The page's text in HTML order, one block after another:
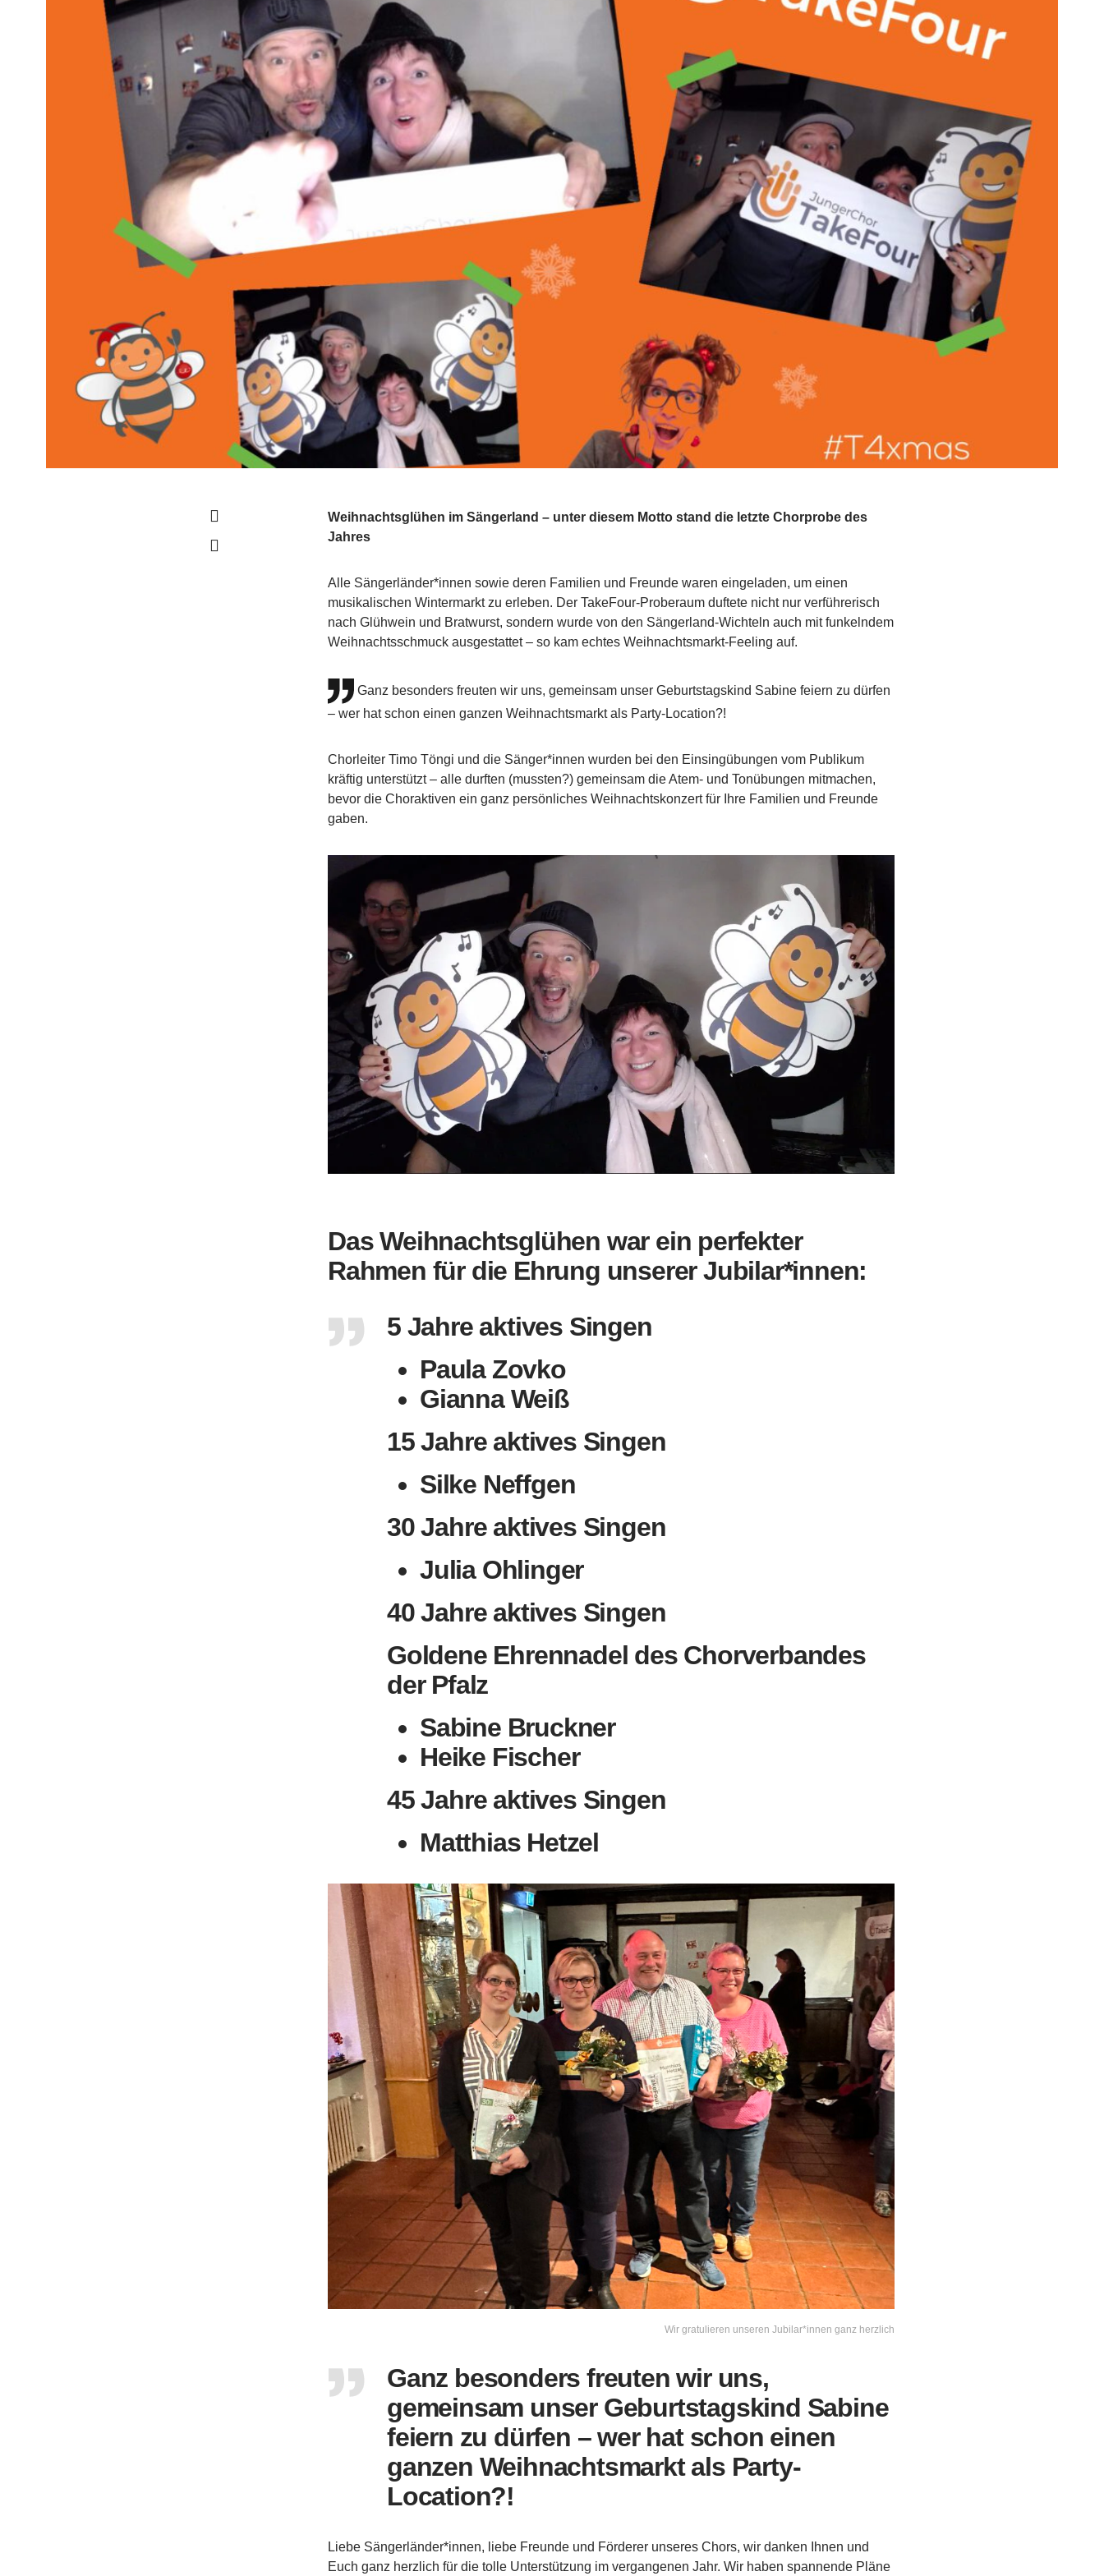
Weihnachtsglühen im Sängerland – unter diesem Motto stand die letzte Chorprobe des
Jahres
Alle Sängerländer*innen sowie deren Familien und Freunde waren eingeladen, um einen
musikalischen Wintermarkt zu erleben. Der TakeFour-Proberaum duftete nicht nur verführerisch
nach Glühwein und Bratwurst, sondern wurde von den Sängerland-Wichteln auch mit funkelndem
Weihnachtsschmuck ausgestattet – so kam echtes Weihnachtsmarkt-Feeling auf.
Ganz besonders freuten wir uns, gemeinsam unser Geburtstagskind Sabine feiern zu dürfen
– wer hat schon einen ganzen Weihnachtsmarkt als Party-Location?!
Chorleiter Timo Töngi und die Sänger*innen wurden bei den Einsingübungen vom Publikum
kräftig unterstützt – alle durften (mussten?) gemeinsam die Atem- und Tonübungen mitmachen,
bevor die Choraktiven ein ganz persönliches Weihnachtskonzert für Ihre Familien und Freunde
gaben.
Das Weihnachtsglühen war ein perfekter
Rahmen für die Ehrung unserer Jubilar*innen:
5 Jahre aktives Singen
Paula Zovko
Gianna Weiß
15 Jahre aktives Singen
Silke Neffgen
30 Jahre aktives Singen
Julia Ohlinger
40 Jahre aktives Singen
Goldene Ehrennadel des Chorverbandes
der Pfalz
Sabine Bruckner
Heike Fischer
45 Jahre aktives Singen
Matthias Hetzel
Wir gratulieren unseren Jubilar*innen ganz herzlich
Ganz besonders freuten wir uns,
gemeinsam unser Geburtstagskind Sabine
feiern zu dürfen – wer hat schon einen
ganzen Weihnachtsmarkt als Party-
Location?!
Liebe Sängerländer*innen, liebe Freunde und Förderer unseres Chors, wir danken Ihnen und
Euch ganz herzlich für die tolle Unterstützung im vergangenen Jahr. Wir haben spannende Pläne